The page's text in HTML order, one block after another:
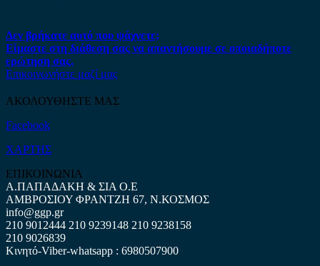
Δεν βρήκατε αυτό που ψάχνετε;
Είμαστε στη διάθεση σας να απαντήσουμε σε οποιαδήποτε
ερώτηση σας.
Επικοινωνήστε μαζί μας
ΑΚΟΛΟΥΘΗΣΤΕ ΜΑΣ
Facebook
ΧΑΡΤΗΣ
ΕΠΙΚΟΙΝΩΝΙΑ
Α.ΠΑΠΑΔΑΚΗ & ΣΙΑ Ο.Ε
ΑΜΒΡΟΣΙΟΥ ΦΡΑΝΤΖΗ 67, Ν.ΚΟΣΜΟΣ
info@ggp.gr
210 9012444 210 9239148 210 9238158
210 9026839
Κινητό-Viber-whatsapp : 6980507900